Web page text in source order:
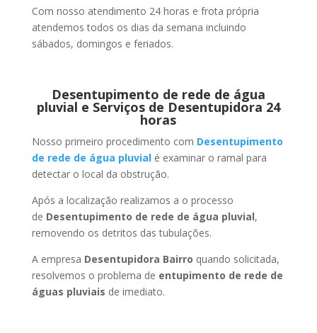
Com nosso atendimento 24 horas e frota própria
atendemos todos os dias da semana incluindo
sábados, domingos e feriados.
Desentupimento de rede de água
pluvial e Serviços de Desentupidora 24
horas
Nosso primeiro procedimento com Desentupimento
de rede de água pluvialé examinar o ramal para
detectar o local da obstrução.
Após a localização realizamos a o processo
de Desentupimento de rede de água pluvial,
removendo os detritos das tubulações.
A empresa Desentupidora Bairro quando solicitada,
resolvemos o problema de entupimento de rede de
águas pluviais de imediato.